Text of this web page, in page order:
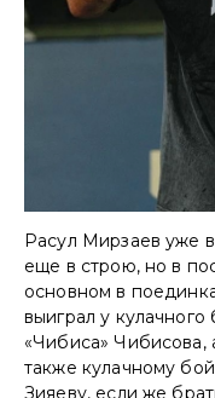
Расул Мирзаев уже
еще в строю, но в
основном в
выиграл у
«Чибиса» Чибисова,
также кулачному